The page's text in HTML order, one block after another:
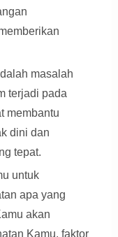
masalah
terjadi pada
membantu
dini dan
tepat.
untuk
apa yang
akan
Kamu, faktor